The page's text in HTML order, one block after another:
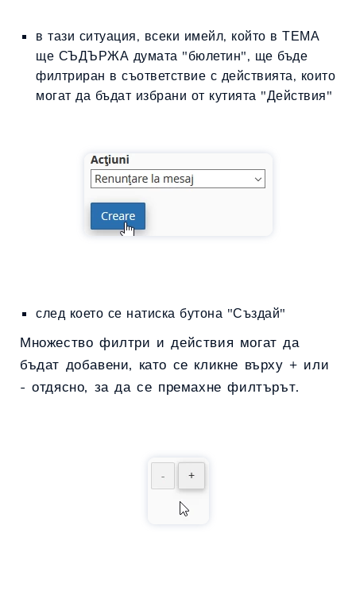
в тази ситуация, всеки имейл, който в ТЕМА
ще СЪДЪРЖА думата "бюлетин", ще бъде
филтриран в съответствие с действията, които
могат да бъдат избрани от кутията "Действия"
след което се натиска бутона "Създай"
Множество филтри и действия могат да
бъдат добавени, като се кликне върху + или
- отдясно, за да се премахне филтърът.